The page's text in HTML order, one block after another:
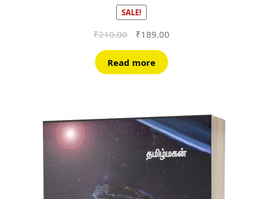
SALE!
₹210.00
Original
was:
₹210.00.
₹189.00Current
Read more